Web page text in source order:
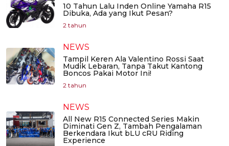
10 Tahun Lalu Inden Online Yamaha R15
Dibuka, Ada yang Ikut Pesan?
2 tahun
NEWS
Tampil Keren Ala Valentino Rossi Saat
Mudik Lebaran, Tanpa Takut Kantong
Boncos Pakai Motor Ini!
2 tahun
NEWS
All New R15 Connected Series Makin
Diminati Gen Z, Tambah Pengalaman
Berkendara Ikut bLU cRU Riding
Experience